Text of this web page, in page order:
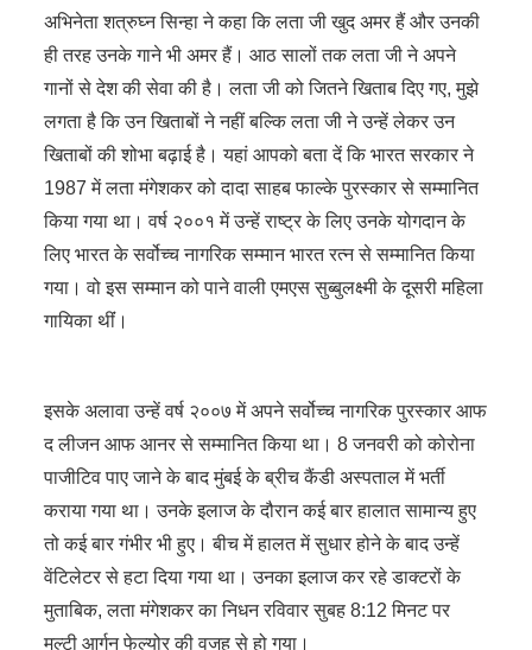
अभिनेता शत्रुघ्न सिन्हा ने कहा कि लता जी खुद अमर हैं और उनकी
ही तरह उनके गाने भी अमर हैं। आठ सालों तक लता जी ने अपने
गानों से देश की सेवा की है। लता जी को जितने खिताब दिए गए, मुझे
लगता है कि उन खिताबों ने नहीं बल्कि लता जी ने उन्हें लेकर उन
खिताबों की शोभा बढ़ाई है। यहां आपको बता दें कि भारत सरकार ने
1987 में लता मंगेशकर को दादा साहब फाल्के पुरस्कार से सम्‍मानित
किया गया था। वर्ष २००१ में उन्‍हें राष्ट्र के लिए उनके योगदान के
लिए भारत के सर्वोच्च नागरिक सम्मान भारत रत्न से सम्मानित किया
गया। वो इस सम्मान को पाने वाली एमएस सुब्बुलक्ष्मी के दूसरी महिला
गायिका थींं।
इसके अलावा उन्हें वर्ष २००७ में अपने सर्वोच्च नागरिक पुरस्कार आफ
द लीजन आफ आनर से सम्मानित किया था। 8 जनवरी को कोरोना
पाजीटिव पाए जाने के बाद मुंबई के ब्रीच कैंडी अस्‍पताल में भर्ती
कराया गया था। उनके इलाज के दौरान कई बार हालात सामान्‍य हुए
तो कई बार गंभीर भी हुए। बीच में हालत में सुधार होने के बाद उन्‍हें
वेंटिलेटर से हटा दिया गया था। उनका इलाज कर रहे डाक्‍टरों के
मुताबिक, लता मंगेशकर का निधन रविवार सुबह 8:12 मिनट पर
मल्‍टी आर्गन फेल्‍योर की वजह से हो गया।